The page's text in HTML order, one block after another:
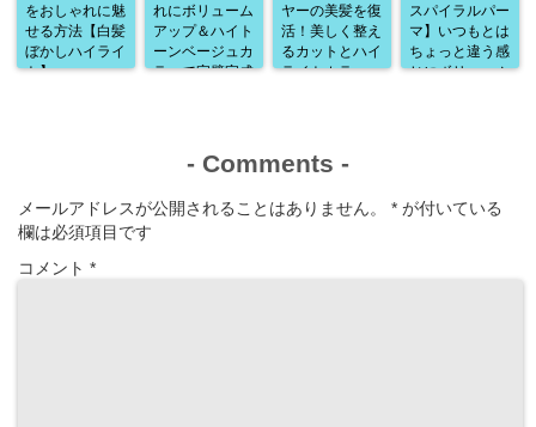
をおしゃれに魅
せる方法【白髪
ぼかしハイライ
ト】
れにボリューム
アップ＆ハイト
ーンベージュカ
ラーで完璧完成
ヤーの美髪を復
活！美しく整え
るカットとハイ
ライトカラー
スパイラルパー
マ】いつもとは
ちょっと違う感
じにボリューム
- Comments -
メールアドレスが公開されることはありません。 * が付いている
欄は必須項目です
コメント *